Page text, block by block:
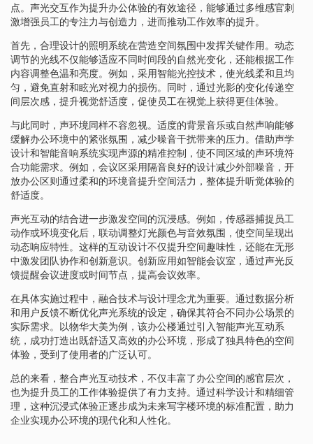
点。声光交互作为提升办公体验的有效途径，能够通过多维感官刺
激增强员工的专注力与创造力，进而推动工作效率的提升。
首先，合理设计的照明系统在营造空间氛围中发挥关键作用。动态
调节的光线不仅能够适应不同时间段的自然光变化，还能根据工作
内容调整色温和亮度。例如，采用智能光控技术，使光线柔和且均
匀，避免直射和眩光对视力的损伤。同时，通过光影的变化传递空
间层次感，提升视觉舒适度，促使员工在视觉上获得更佳体验。
与此同时，声环境同样不容忽视。适度的背景音乐或自然声响能够
缓解办公环境中的紧张氛围，减少噪音干扰带来的压力。借助声学
设计和智能音响系统实现声源的精准控制，使不同区域的声环境符
合功能需求。例如，会议区采用隔音良好的设计减少外部噪音，开
放办公区则通过柔和的环境音提升空间活力，整体提升听觉体验的
舒适度。
声光互动的结合进一步激发空间的沉浸感。例如，传感器捕捉员工
动作或环境变化后，联动调整灯光颜色与音效氛围，使空间呈现出
动态响应特性。这样的互动设计不仅提升空间趣味性，还能在无形
中激发团队协作和创新意识。创新应用如智能会议室，通过声光反
馈提醒会议进度或时间节点，提高会议效率。
在具体实施过程中，融合技术与设计理念尤为重要。通过数据分析
和用户反馈不断优化声光系统的设定，确保其符合不同办公场景的
实际需求。以物华大美为例，该办公楼通过引入智能声光互动系
统，成功打造出既舒适又高效的办公环境，形成了独具特色的空间
体验，受到了使用者的广泛认可。
总的来看，整合声光互动技术，不仅丰富了办公空间的感官层次，
也为提升员工的工作体验提供了有力支持。通过科学设计和精细管
理，这种沉浸式体验正逐步成为未来写字楼环境的标准配置，助力
企业实现办公环境的现代化和人性化。